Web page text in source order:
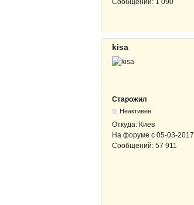
Сообщений: 1 090
kisa
Старожил
Неактивен
Откуда: Киев
На форуме с 05-03-2017
Сообщений: 57 911